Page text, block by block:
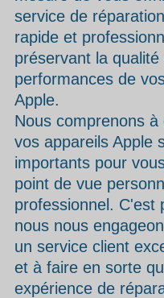
service de
rapide et
préservant la qualité
performances de
Apple.
Nous comprenons à
vos appareils Apple
importants pour
point de vue
professionnel. C'est
nous nous
un service client
et à faire en sorte
expérience de